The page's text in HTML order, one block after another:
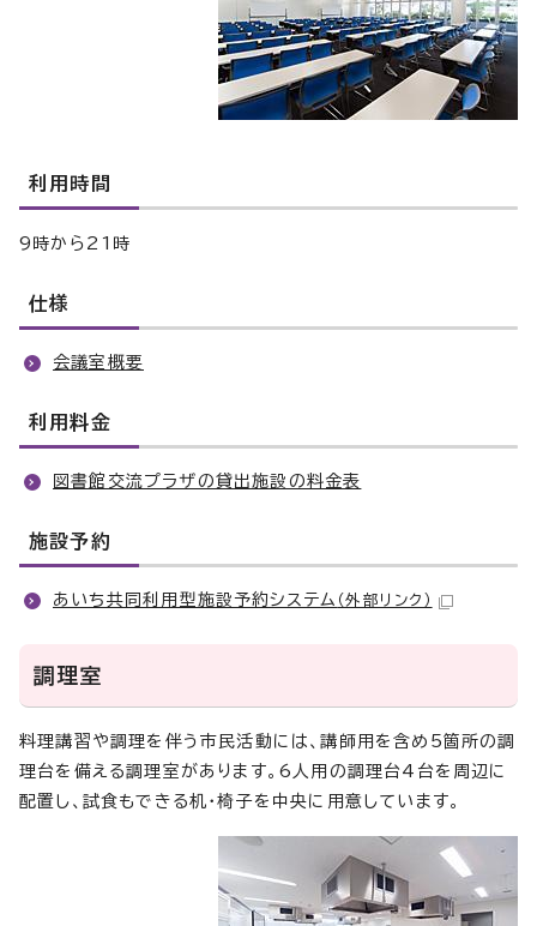
利用時間
9時から21時
仕様
会議室概要
利用料金
図書館交流プラザの貸出施設の料金表
施設予約
あいち共同利用型施設予約システム （外部リンク）
調理室
料理講習や調理を伴う市民活動には、講師用を含め5箇所の調
理台を備える調理室があります。6人用の調理台4台を周辺に
配置し、試食もできる机・椅子を中央に用意しています。